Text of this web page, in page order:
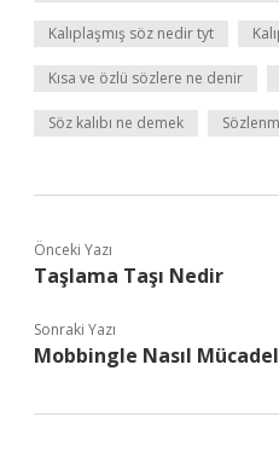
Kalıplaşmış söz nedir tyt
Kısa ve özlü sözlere ne denir
Söz kalıbı ne demek
Önceki Yazı
Taşlama Taşı Nedir
Sonraki Yazı
Mobbingle Nasıl